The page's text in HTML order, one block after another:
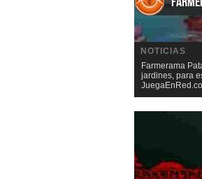
NOTICIAS
Farmerama
jardines, para